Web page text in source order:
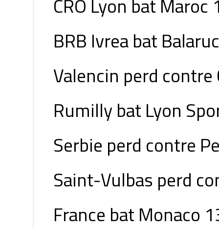
CRO Lyon bat Maroc
BRB Ivrea bat
Valencin perd contre
Rumilly bat Lyon
Serbie perd contre
Saint-Vulbas perd
France bat Monaco